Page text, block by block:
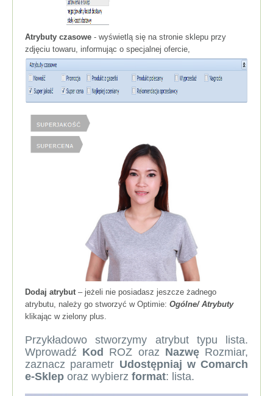
Atrybuty czasowe - wyświetlą się na stronie sklepu przy
zdjęciu towaru, informując o specjalnej ofercie,
Dodaj atrybut – jeżeli nie posiadasz jeszcze żadnego
atrybutu, należy go stworzyć w Optimie: Ogólne/ Atrybuty
klikając w zielony plus.
Przykładowo stworzymy atrybut typu lista.
Wprowadź Kod ROZ oraz Nazwę Rozmiar,
zaznacz parametr Udostępniaj w Comarch
e-Sklep oraz wybierz format: lista.